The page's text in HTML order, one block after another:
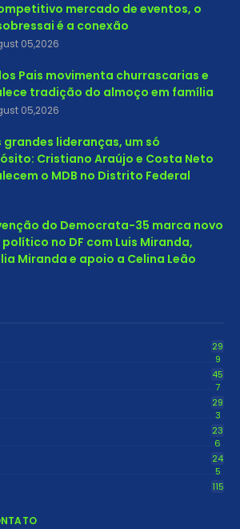
mercado de eventos, o
é a conexão
05,2026
Pais movimenta churrascarias e
tradição do almoço em família
05,2026
grandes lideranças, um só
Cristiano Araújo e Costa Neto
o MDB no Distrito Federal
do Democrata-35 marca novo
no DF com Luis Miranda,
Miranda e apoio a Celina Leão
29
9
45
7
29
3
23
6
24
5
115